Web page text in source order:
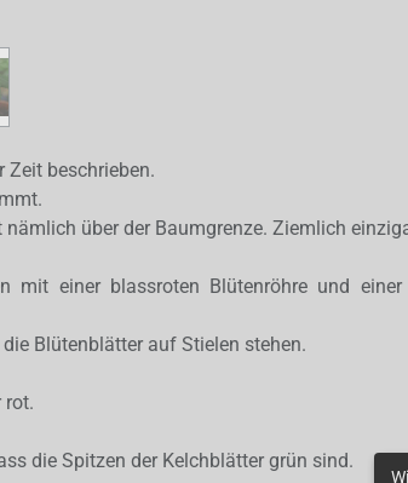
beschrieben.
über der Baumgrenze. Ziemlich
mit einer blassroten Blütenröhre und einer
Blütenblätter auf Stielen stehen.
rot.
die Spitzen der Kelchblätter grün sind.